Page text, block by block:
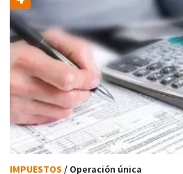
IMPUESTOS / Operación única